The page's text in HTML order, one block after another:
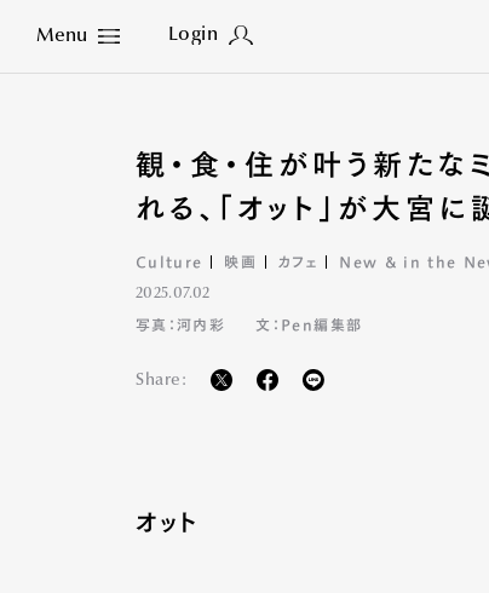
Menu Login
Close
観・食・住が叶う新た
れる、「オット」が大宮に
Culture 映画 カフェ New & in the
2025.07.02
写真：河内彩 文：Pen編集部
Share:
オット